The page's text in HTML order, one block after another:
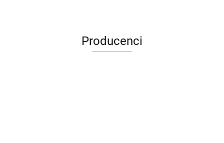
Producenci